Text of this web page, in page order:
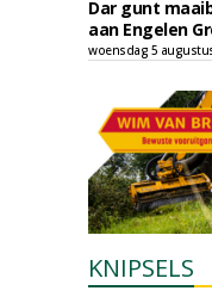
Dar gunt
aan Engelen
woensdag 5
KNIPSELS